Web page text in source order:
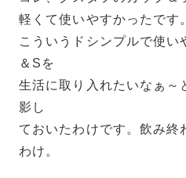
軽くて使いやすかったです
こういうドシンプルで使い
＆Sを
生活に取り入れたいなぁ～
影し
ておいたわけです。飲み終
わけ。